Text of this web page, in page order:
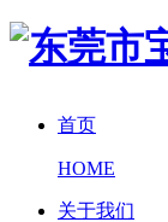
首页
HOME
关于我们